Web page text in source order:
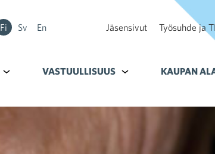
Fi Sv En Jäsensivut Työsuhde ja
Alavalikko kohteelle Tavoitteet
VASTUULLISUUS Alavalikko kohteelle
KAUPAN